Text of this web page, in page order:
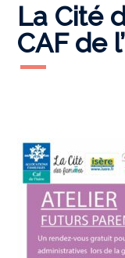
La Cité
CAF de